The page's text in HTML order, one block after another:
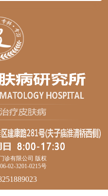
诊有限公司 版权
02-3201-0215号